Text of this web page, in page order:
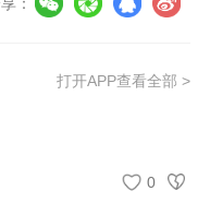
年10月13日（法定
话：82825184。
〕7号文件
无锡市人才服务中心
打开APP查看全部 >
0